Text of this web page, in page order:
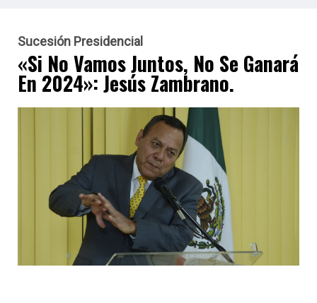
Sucesión Presidencial
«Si No Vamos Juntos, No Se Ganará
En 2024»: Jesús Zambrano.